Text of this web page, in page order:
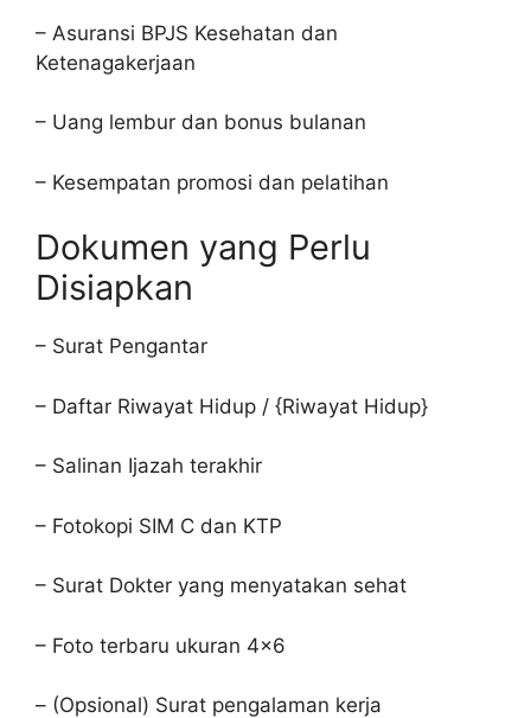
– Asuransi BPJS Kesehatan dan
Ketenagakerjaan
– Uang lembur dan bonus bulanan
– Kesempatan promosi dan pelatihan
Dokumen yang Perlu
Disiapkan
– Surat Pengantar
– Daftar Riwayat Hidup / {Riwayat Hidup}
– Salinan Ijazah terakhir
– Fotokopi SIM C dan KTP
– Surat Dokter yang menyatakan sehat
– Foto terbaru ukuran 4×6
– (Opsional) Surat pengalaman kerja